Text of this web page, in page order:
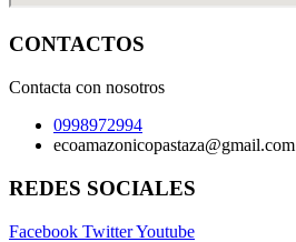
CONTACTOS
Contacta con nosotros
0998972994
ecoamazonicopastaza@gmail.com
REDES SOCIALES
Facebook TwitterYoutube